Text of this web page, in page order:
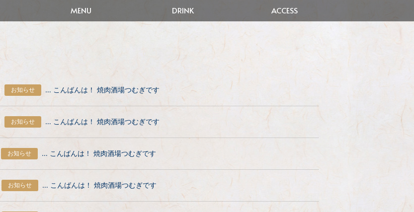
お知らせ … こんばんは！ 焼肉酒場つむぎです
お知らせ … こんばんは！ 焼肉酒場つむぎです
お知らせ … こんばんは！ 焼肉酒場つむぎです
お知らせ … こんばんは！ 焼肉酒場つむぎです
MENU DRINK ACCESS